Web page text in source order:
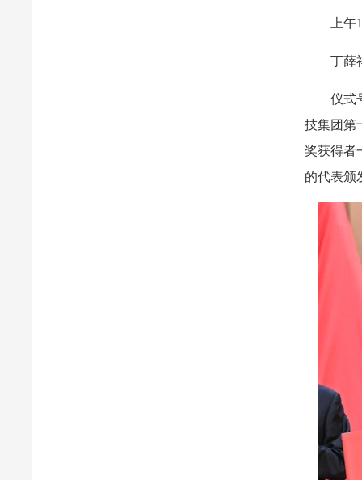
上
丁薛
仪式
技集团第
奖获得者
的代表颁